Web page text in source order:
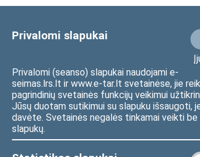
Privalomi slapukai
Privalomi (seanso) slapukai naudojami e-
seimas.lrs.lt ir www.e-tar.lt svetainėse, jie
pagrindinių svetainės funkcijų veikimui
Jūsų duotam sutikimui su slapuku išsaugoti,
davėte. Svetainės negalės tinkamai veikti be
slapukų.
Sudėtis
Statistika